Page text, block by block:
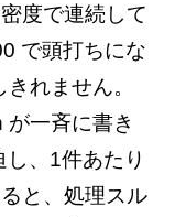
度で連続して
で頭打ちにな
れません。
が一斉に書き
、1件あたり
と、処理スル